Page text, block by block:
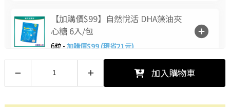
【加購價$99】自然悅活 DHA藻油夾
心糖 6入/包
6粒 - 加購價$99 (現省21元)
【加購價$10】喉力爽爽喉軟糖(枇
杷)12.5g
加入購物車